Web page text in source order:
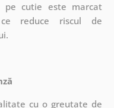
pe cutie este marcat
ce reduce riscul de
cu o greutate de